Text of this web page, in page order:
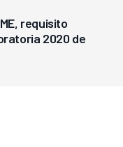
requisito
2020 de